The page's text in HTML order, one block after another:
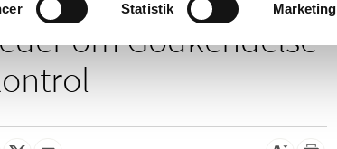
Statistik Marketing
om Godkendelse